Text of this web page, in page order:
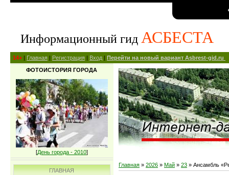
Информационный гид АСБЕСТА
14+ | Главная | Регистрация | Вход | Перейти на новый вариант Asbrest-gid.ru
ФОТОИСТОРИЯ ГОРОДА
[День города - 2010]
ГЛАВНАЯ
Главная » 2026 » Май » 23 » Ансамбль